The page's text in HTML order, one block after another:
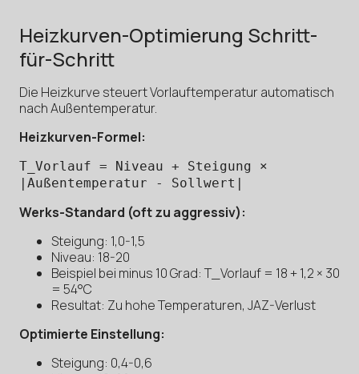
Heizkurven-Optimierung Schritt-
für-Schritt
Die Heizkurve steuert Vorlauftemperatur automatisch
nach Außentemperatur.
Heizkurven-Formel:
T_Vorlauf = Niveau + Steigung ×
|Außentemperatur - Sollwert|
Werks-Standard (oft zu aggressiv):
Steigung: 1,0-1,5
Niveau: 18-20
Beispiel bei minus 10 Grad: T_Vorlauf = 18 + 1,2 × 30
= 54°C
Resultat: Zu hohe Temperaturen, JAZ-Verlust
Optimierte Einstellung:
Steigung: 0,4-0,6